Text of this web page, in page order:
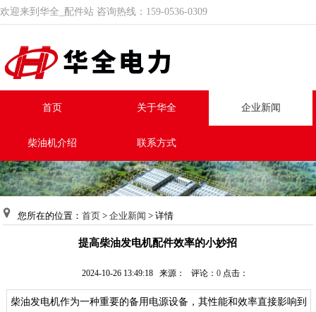
欢迎来到华全_配件站 咨询热线：159-0536-0309
首页 关于华全 企业新闻
柴油机介绍 联系方式
您所在的位置：首页 >企业新闻 > 详情
提高柴油发电机配件效率的小妙招
2024-10-26 13:49:18 来源： 评论： 0点击：
柴油发电机作为一种重要的备用电源设备，其性能和效率直接影响到